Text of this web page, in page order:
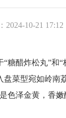
2024-10-21 17:12
糖醋炸松丸”和
盘菜型宛如岭南
色泽金黄，香